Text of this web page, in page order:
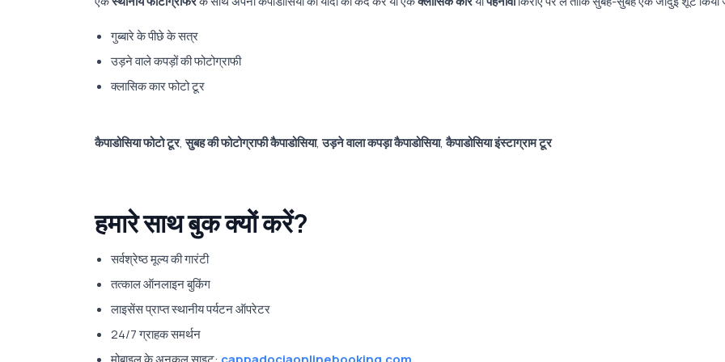
गुब्बारे के पीछे के सत्र
उड़ने वाले कपड़ों की फोटोग्राफी
क्लासिक कार फोटो टूर
कैपाडोसिया फोटो टूर,सुबह की फोटोग्राफी कैपाडोसिया,उड़ने वाला कपड़ा कैपाडोसिया,कैपाडोसिया इंस्टाग्राम टूर
हमारे साथ बुक क्यों करें?
सर्वश्रेष्ठ मूल्य की गारंटी
तत्काल ऑनलाइन बुकिंग
लाइसेंस प्राप्त स्थानीय पर्यटन ऑपरेटर
24/7 ग्राहक समर्थन